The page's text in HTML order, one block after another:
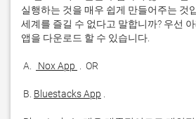
실행하는 것을 매우 쉽게 만들어주는 것
세계를 즐길 수 없다고 말합니까? 우선
A. Nox App
B. Bluestacks App